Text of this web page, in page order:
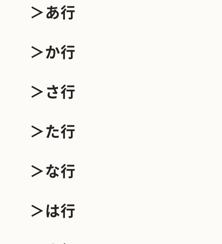
＞あ行
＞か行
＞さ行
＞た行
＞な行
＞は行